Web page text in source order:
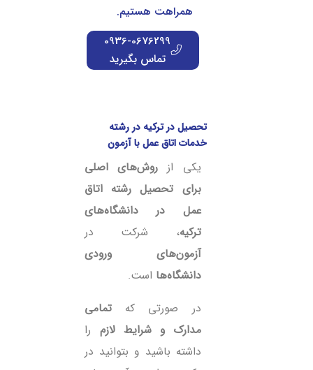
همراهت هستیم.
0936-0676299
تماس بگیرید
تحصیل در ترکیه در رشته
خدمات اتاق عمل با آزمون
یکی از روش‌های اصلی
برای تحصیل رشته اتاق
عمل در دانشگاه‌های
ترکیه، شرکت در
آزمون‌های ورودی
دانشگاه‌ها است.
در صورتی که تمامی
مدارک و شرایط لازم را
داشته باشید و بتوانید در